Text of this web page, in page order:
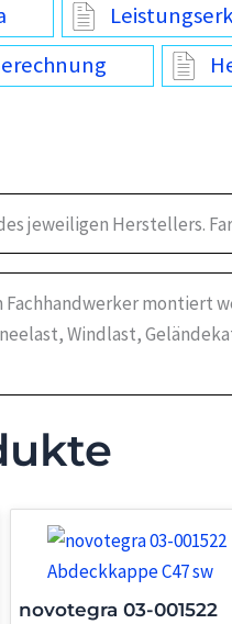
jeweiligen Herstellers.
montiert
Windlast,
novotegra 03-001522